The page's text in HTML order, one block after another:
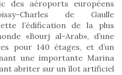
des aéroports européens
Charles de Gaulle
l’édification de la plus
«Bourj al-Arab», d’une
pour 140 étages, et d’un
une importante Marina
abriter sur un îlot artificiel